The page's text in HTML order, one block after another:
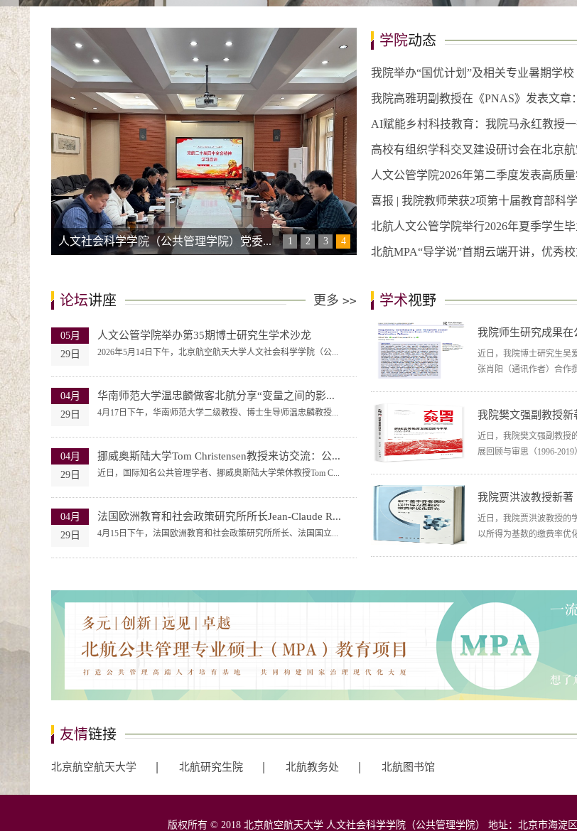
1 2 3 4
北航人文公管学院举行2026年夏季学生毕...
学院动态
我院举办“国优计划”及相关专业暑期学校
我院高雅玥副教授在《PNAS》发表文章
AI赋能乡村科技教育：我院马永红教授
高校有组织学科交叉建设研讨会在北京
人文公管学院2026年第二季度发表高质
喜报 | 我院教师荣获2项第十届教育部科
北航人文公管学院举行2026年夏季学生
北航MPA“导学说”首期云端开讲，优秀
论坛讲座 更多 >>
05月
29日
人文公管学院举办第35期博士研究生学术沙龙
2026年5月14日下午，北京航空航天大学人文社会科学学院（公...
04月
29日
华南师范大学温忠麟做客北航分享“变量之间的影...
4月17日下午，华南师范大学二级教授、博士生导师温忠麟教授...
04月
29日
挪威奥斯陆大学Tom Christensen教授来访交流：公...
近日，国际知名公共管理学者、挪威奥斯陆大学荣休教授Tom C...
04月
29日
法国欧洲教育和社会政策研究所所长Jean-Claude R...
4月15日下午，法国欧洲教育和社会政策研究所所长、法国国立...
学术视野
我院师生研究成果在
近日，我院博士研究生吴
张肖阳（通讯作者）合作
我院樊文强副教授新
近日，我院樊文强副教授
展回顾与审思（1996-
我院贾洪波教授新著
近日，我院贾洪波教授的
以所得为基数的缴费率优
友情链接
北京航空航天大学 北航研究生院 北航教务处 北航图书馆
版权所有 © 2018 北京航空航天大学 人文社会科学学院（公共管理学院） 地址：北京市海淀